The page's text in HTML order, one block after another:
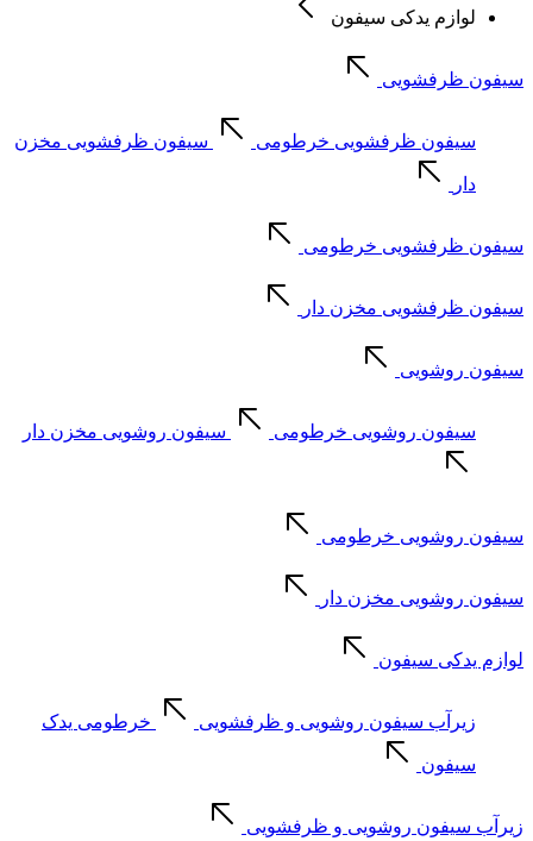
لوازم یدکی سیفون
سیفون ظرفشویی
سیفون ظرفشویی خرطومی سیفون ظرفشویی مخزن
دار
سیفون ظرفشویی خرطومی
سیفون ظرفشویی مخزن دار
سیفون روشویی
سیفون روشویی خرطومی سیفون روشویی مخزن دار
سیفون روشویی خرطومی
سیفون روشویی مخزن دار
لوازم یدکی سیفون
زیرآب سیفون روشویی و ظرفشویی خرطومی یدک
سیفون
زیرآب سیفون روشویی و ظرفشویی